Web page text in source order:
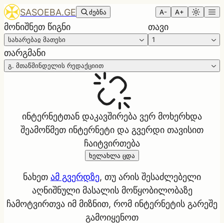
SASOEBA.GE ძებნა A- A+
მონიშნეთ წიგნი
სახარებაჲ მათესი
თავი
1
თარგმანი
გ. მთაწმინდელის რედაქციით
ინტერნეტთან დაკავშირება ვერ მოხერხდა
შეამოწმეთ ინტერნეტი და გვერდი თავისით
ჩაიტვირთება
ხელახლა ცდა
ნახეთ ამ გვერდზე, თუ არის შესაძლებელი
აღნიშნული მასალის მოწყობილობაზე
ჩამოტვირთვა იმ მიზნით, რომ ინტერნეტის გარეშე
გამოიყენოთ